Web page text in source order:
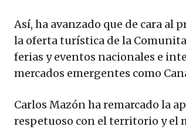
Así, ha avanzado que de cara al
la oferta turística de la
ferias y eventos nacionales e
mercados emergentes como
Carlos Mazón ha remarcado la
respetuoso con el territorio y el